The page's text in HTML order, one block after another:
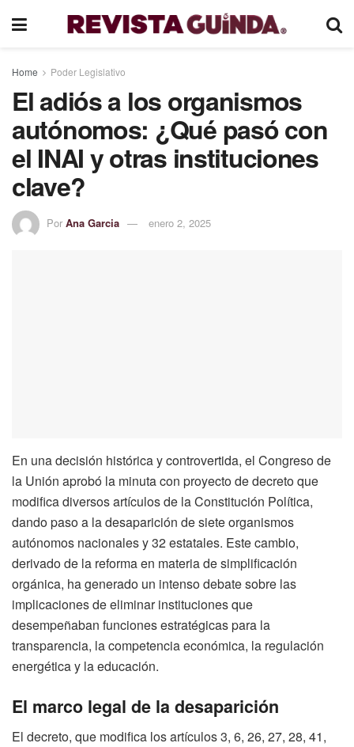
Home Poder Legislativo
El adiós a los organismos
autónomos: ¿Qué pasó con
el INAI y otras instituciones
clave?
Por Ana Garcia enero 2, 2025
En una decisión histórica y controvertida, el Congreso de
la Unión aprobó la minuta con proyecto de decreto que
modifica diversos artículos de la Constitución Política,
dando paso a la desaparición de siete organismos
autónomos nacionales y 32 estatales. Este cambio,
derivado de la reforma en materia de simplificación
orgánica, ha generado un intenso debate sobre las
implicaciones de eliminar instituciones que
desempeñaban funciones estratégicas para la
transparencia, la competencia económica, la regulación
energética y la educación.
El marco legal de la desaparición
El decreto, que modifica los artículos 3, 6, 26, 27, 28, 41,